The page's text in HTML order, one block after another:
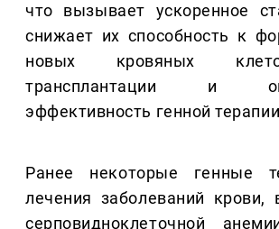
что вызывает ускоренное
снижает их способность к
новых кровяных
трансплантации и
эффективность генной
Ранее некоторые генные
лечения заболеваний крови,
серповидноклеточной